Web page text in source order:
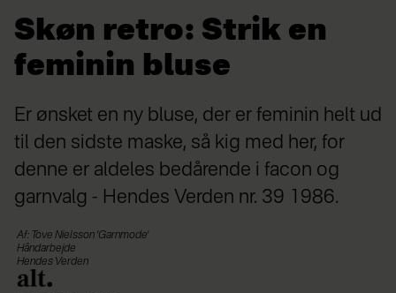
Skøn retro: Strik en
feminin bluse
Er ønsket en ny bluse, der er feminin helt ud
til den sidste maske, så kig med her, for
denne er aldeles bedårende i facon og
garnvalg - Hendes Verden nr. 39 1986.
Af: Tove Nielsson 'Garnmode'
Håndarbejde
Hendes Verden